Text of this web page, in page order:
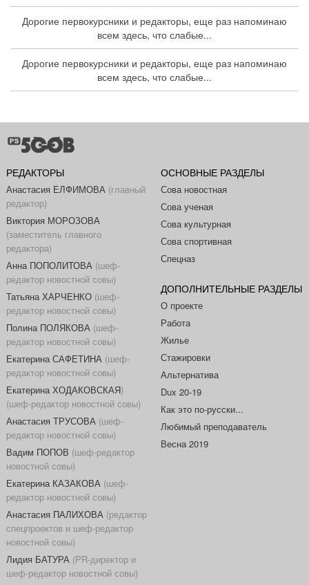
Дорогие первокурсники и редакторы, еще раз напоминаю
всем здесь, что слабые...
Дорогие первокурсники и редакторы, еще раз напоминаю
всем здесь, что слабые...
РЕДАКТОРЫ
Анастасия ЕЛФИМОВА(главный
редактор)
Виктория МОРОЗОВА
(заместитель главного
редактора)
Анна ПОПОЛИТОВА(шеф-
редактор новостной совы)
Татьяна ХАРЧЕНКО(шеф-
редактор новостной совы)
Полина ПОЛЯКОВА(шеф-
редактор новостной совы)
Екатерина САФЕТИНА(шеф-
редактор новостной совы)
Екатерина ХОДАКОВСКАЯ)
(шеф-редактор новостной совы)
Анастасия ТРУСОВА(шеф-
редактор новостной совы)
Вадим ПОПОВ (шеф-редактор
новостной совы)
Екатерина КАЗАКОВА(шеф-
редактор новостной совы)
Анастасия ПАЛИХОВА(редактор
спецпроектов и шеф-редактор
новостной совы)
Лидия БАТУРА(PR-директор и
шеф-редактор новостной совы)
ОСНОВНЫЕ РАЗДЕЛЫ
Сова новостная
Сова ученая
Сова культурная
Сова спортивная
Спецназ
ДОПОЛНИТЕЛЬНЫЕ РАЗДЕЛЫ
О проекте
Работа
Жилье
Стажировки
Альтернатива
Dux 20-19
Как это по-русски...
Любимый преподаватель
Весна 2019